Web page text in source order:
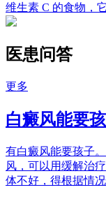
维生素 C 的食物，
医患问答
更多
白癜风能要
有白癜风能要孩子
风，可以用缓解治
体不好，得根据情况